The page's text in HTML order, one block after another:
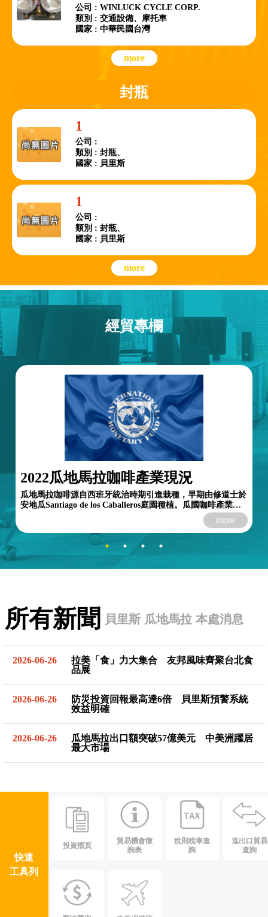
公司 : WINLUCK CYCLE CORP.
類別 : 交通設備、摩托車
國家 : 中華民國台灣
more
封瓶
1
公司 :
類別 : 封瓶、
國家 : 貝里斯
1
公司 :
類別 : 封瓶、
國家 : 貝里斯
more
經貿專欄
2022瓜地馬拉咖啡產業現況
瓜地馬拉咖啡源自西班牙統治時期引進栽種，早期由修道士於
安地瓜Santiago de los Caballeros庭園種植。瓜國咖啡產業自
more
所有新聞 貝里斯 瓜地馬拉 本處消息
2026-06-26
拉美「食」力大集合 友邦風味齊聚台北食
品展
2026-06-26
防災投資回報最高達6倍 貝里斯預警系統
效益明確
2026-06-26
瓜地馬拉出口額突破57億美元 中美洲躍居
最大市場
快速
工具列
投資摺頁
貿易機會徵
詢表
稅則稅率查
詢
進出口貿易
查詢